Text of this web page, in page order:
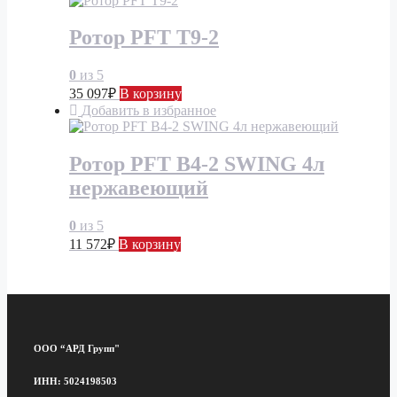
Ротор PFT Т9-2
0 из 5
35 097₽ В корзину
Добавить в избранное
Ротор PFT В4-2 SWING 4л
нержавеющий
0 из 5
11 572₽ В корзину
ООО “АРД Групп"
ИНН: 5024198503